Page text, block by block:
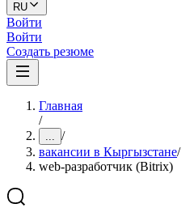
RU
Войти
Войти
Создать резюме
Главная
/
... /
вакансии в Кыргызстане/
web-разработчик (Bitrix)